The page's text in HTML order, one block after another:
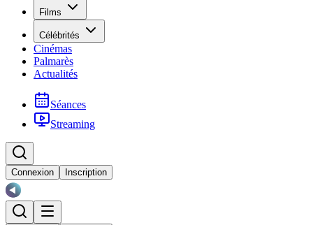
Films
Célébrités
Cinémas
Palmarès
Actualités
Séances
Streaming
Connexion Inscription